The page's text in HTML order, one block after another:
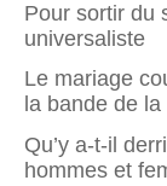
Pour sortir du
universaliste
Le mariage
la bande de
Qu’y a-t-il
hommes et